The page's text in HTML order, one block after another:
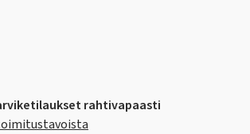
rahtivapaasti